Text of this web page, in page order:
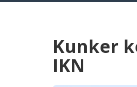
Kunker
IKN